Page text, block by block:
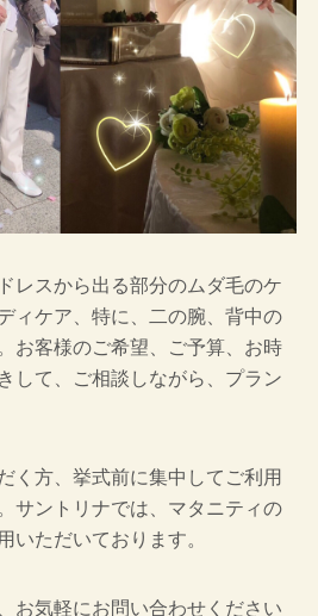
レスから出る部分のムダ毛のケ
ィケア、特に、二の腕、背中の
お客様のご希望、ご予算、お時
して、ご相談しながら、プラン
く方、挙式前に集中してご利用
サントリナでは、マタニティの
いただいております。
お気軽にお問い合わせください